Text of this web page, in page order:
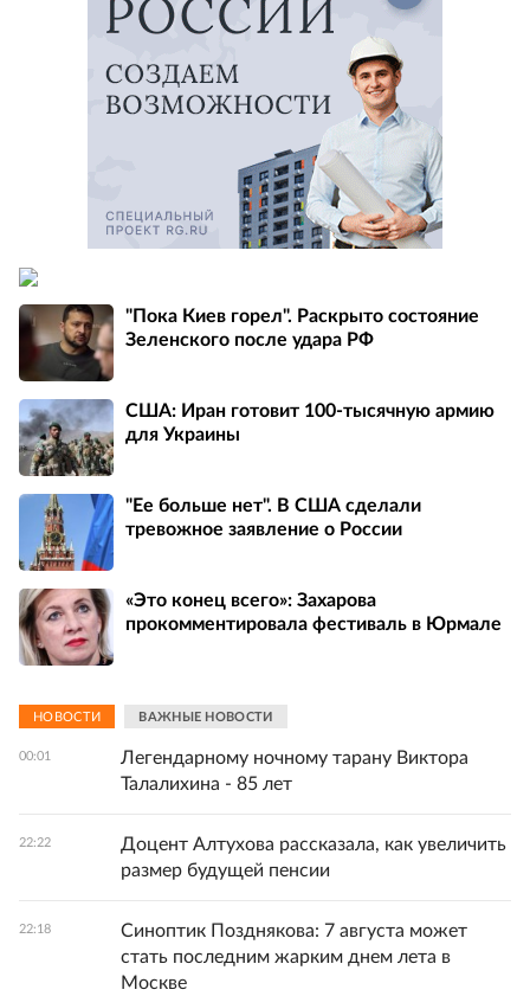
"Пока Киев горел". Раскрыто состояние
Зеленского после удара РФ
США: Иран готовит 100-тысячную армию
для Украины
"Ее больше нет". В США сделали
тревожное заявление о России
«Это конец всего»: Захарова
прокомментировала фестиваль в Юрмале
НОВОСТИ ВАЖНЫЕ НОВОСТИ
00:01
Легендарному ночному тарану Виктора
Талалихина - 85 лет
22:22
Доцент Алтухова рассказала, как увеличить
размер будущей пенсии
22:18
Синоптик Позднякова: 7 августа может
стать последним жарким днем лета в
Москве